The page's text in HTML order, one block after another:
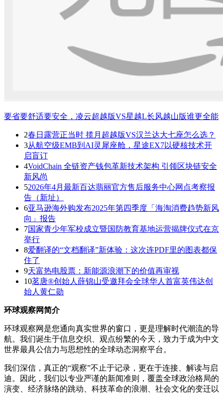
要省要舒适要安全，凌云超越版VS星越L长风越山版谁更全能
2春日露营正当时 揽月超越版VS汉兰达大七座怎么选？
3从航空级EMB到AI灵犀座舱，星途EX7以硬核技术开
启盲订
4VoidChain 全链资产钱包革新技术架构 引领区块链安全
新风尚
52026年4月最新百达翡丽官方售后服务中心网点考察报
告（新址）
6亚马逊海外购发布2025年第四季度「海淘消费趋势新风
向」报告
7国家青少年军校成立暨国防教育基地运营揭牌仪式在京
举行
8爱翻译的“文档翻译”新体验：这次连PDF里的图表都保
住了
9天富热电股票：新能源浪潮下的价值再审视
10茗唐®创始人薛锦山受邀拜会全球华人首富英伟达创
始人黄仁勋
环球观察网简介
环球观察网是您通向真实世界的窗口，更是理解时代潮流的导
航。我们诞生于信息交织、观点纷繁的今天，致力于成为中文
世界最具公信力与思想性的全球动态洞察平台。
我们深信，真正的“观察”不止于记录，更在于连接、解读与启
迪。因此，我们以专业严谨的新闻准则，覆盖全球政治格局的
演变、经济脉络的跳动、科技革命的浪潮、社会文化的变迁以